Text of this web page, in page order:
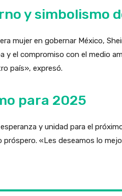
y simbolismo
mujer en gobernar México,
y el compromiso con el medio
país», expresó.
para 2025
y unidad para el
«Les deseamos lo